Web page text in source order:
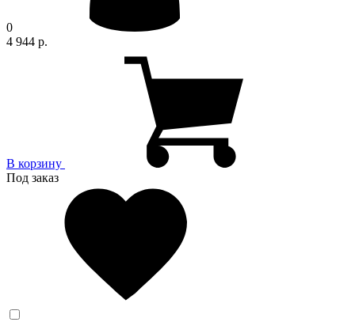
0
4 944 р.
В корзину
Под заказ